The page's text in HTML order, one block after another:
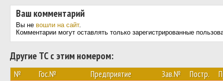
Ваш комментарий
Вы не вошли на сайт.
Комментарии могут оставлять только зарегистрированные
Другие ТС с этим номером:
№ Гос.№ Предприятие Зав.№ Постр.